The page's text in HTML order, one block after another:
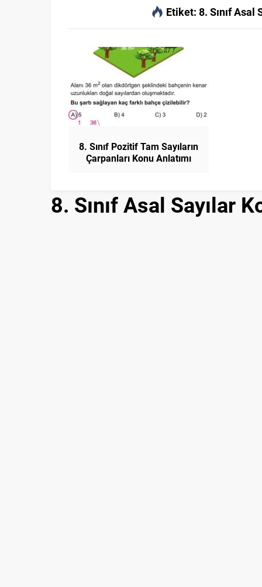
Etiket: 8. Sınıf Asal
8. Sınıf Pozitif Tam Sayıların
Çarpanları Konu Anlatımı
8. Sınıf Asal Sayılar